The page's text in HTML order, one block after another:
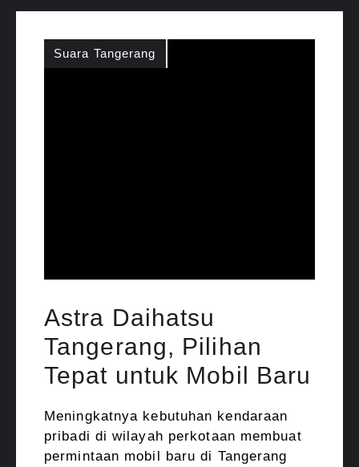
Suara Tangerang
Astra Daihatsu
Tangerang, Pilihan
Tepat untuk Mobil Baru
Meningkatnya kebutuhan kendaraan
pribadi di wilayah perkotaan membuat
permintaan mobil baru di Tangerang